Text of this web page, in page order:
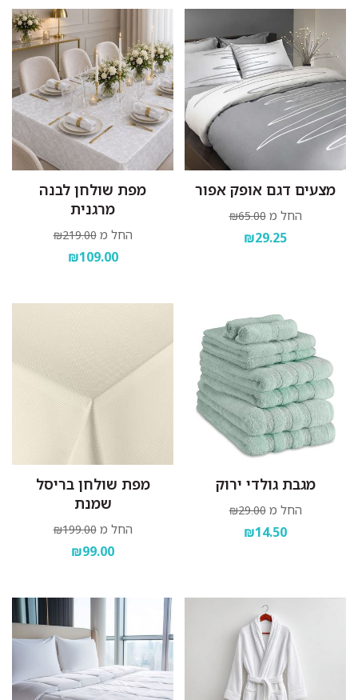
מצעים דגם אופק אפור
החל מ ₪65.00
₪29.25
מפת שולחן לבנה
מרגנית
החל מ ₪219.00
₪109.00
מגבת גולדי ירוק
החל מ ₪29.00
₪14.50
מפת שולחן בריסל
שמנת
החל מ ₪199.00
₪99.00